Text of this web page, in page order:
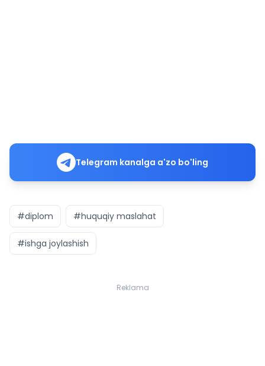
Telegram kanalga a'zo bo'ling
#diplom #huquqiy maslahat
#ishga joylashish
Reklama